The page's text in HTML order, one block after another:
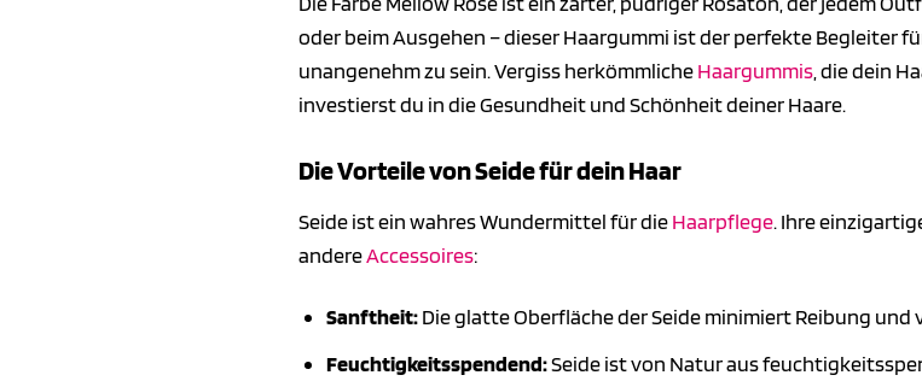
oder beim Ausgehen – dieser Haargummi ist der perfekte Begleiter
unangenehm zu sein. Vergiss herkömmlicheHaargummis, die dein
investierst du in die Gesundheit und Schönheit deiner Haare.
Die Vorteile von Seide für dein Haar
Seide ist ein wahres Wundermittel für dieHaarpflege. Ihre
andereAccessoires:
Sanftheit:Die glatte Oberfläche der Seide minimiert Reibung und
Feuchtigkeitsspendend:Seide ist von Natur aus